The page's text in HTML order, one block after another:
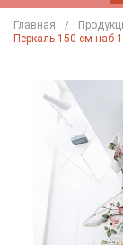
Главная
Перкаль 150 см наб